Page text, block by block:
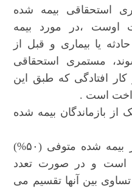
استحقاقی بیمه شده
،در مورد بیمه
یا بیماری و قبل از
مستمری استحقاقی
افتادگی که طبق این
است .
از بازماندگان بیمه شده
الف- میزان مستمری همسر بیمه شده متوفی (۵۰%)
است و در صورت تعدد
بین آنها تقسیم می